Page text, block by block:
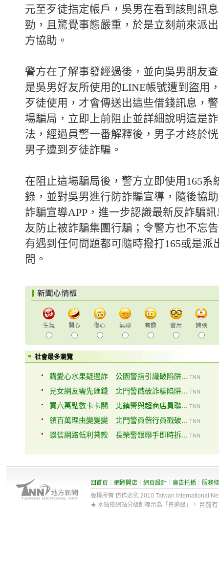
元至歹徒指定帳戶，吳男在看到該則訊
勁，且驚覺事態嚴重，於是立刻前來派
方協助。
警方在了解事發經過後，並向吳男朋友
是吳男好友所使用的LINE帳號遭到盜用
歹徒使用，才會傳送出這些借錢訊息，
場騙局，立即上前阻止並詳細說明這是
法，經過員警一番解釋後，男子才終於
男子遭到歹徒詐騙。
在阻止這場騙局後，警方立即使用165系
錄，並對吳男進行防詐騙宣導，隨後協
詐騙宣導APP，進一步認識最新反詐騙
友防止被詐騙集團行騙；令警方也不忘
有遇到任何問題都可隨時撥打165或是派
問。
生氣 開心 傷心 無聊 有趣 實用 誇張
社會最多瀏覽
購愛心水果疑遇詐 公園警指引識破陷阱... TNN
見女網友需先匯錢 北門警戳破詐騙陷阱... TNN
買六萬點數卡卡關 北鎮警與超商店員聯... TNN
領百萬理由變變變 北門警員偕行員戳破... TNN
誤信網路低利貸款 長榮警銀聯手即時拆... TNN
回首頁 網路開店 網頁設計 廣告托播
服務
版權所有 仿作必究 2010 Taiwan International
★ 本站依網站分級制標示為「普遍級」。
目前